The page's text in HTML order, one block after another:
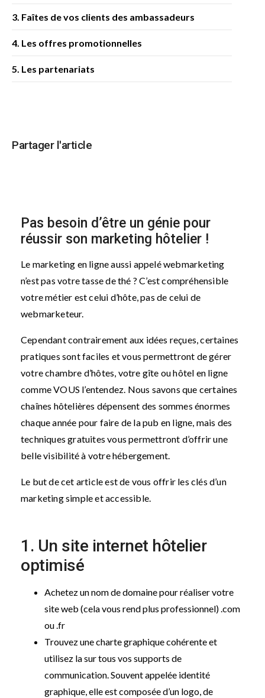
3. Faîtes de vos clients des ambassadeurs
4. Les offres promotionnelles
5. Les partenariats
Partager l'article
Pas besoin d’être un génie pour
réussir son marketing hôtelier !
Le marketing en ligne aussi appelé webmarketing
n’est pas votre tasse de thé ? C’est compréhensible
votre métier est celui d’hôte, pas de celui de
webmarketeur.
Cependant contrairement aux idées reçues, certaines
pratiques sont faciles et vous permettront de gérer
votre chambre d’hôtes, votre gîte ou hôtel en ligne
comme VOUS l’entendez. Nous savons que certaines
chaînes hôtelières dépensent des sommes énormes
chaque année pour faire de la pub en ligne, mais des
techniques gratuites vous permettront d’offrir une
belle visibilité à votre hébergement.
Le but de cet article est de vous offrir les clés d’un
marketing simple et accessible.
1. Un site internet hôtelier
optimisé
Achetez un nom de domaine pour réaliser votre
site web (cela vous rend plus professionnel) .com
ou .fr
Trouvez une charte graphique cohérente et
utilisez la sur tous vos supports de
communication. Souvent appelée identité
graphique, elle est composée d’un logo, de